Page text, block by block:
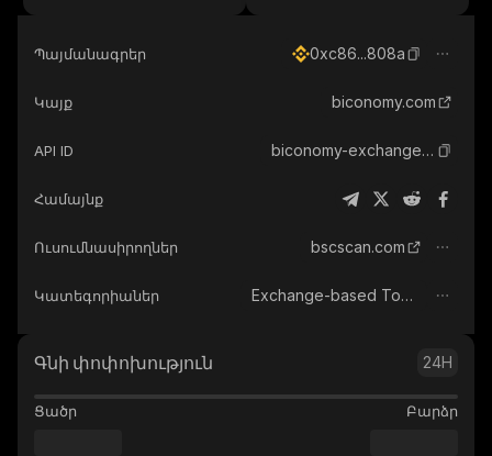
Պայմանագրեր 0xc86...808a
Կայք biconomy.com
API ID biconomy-exchange-token
Համայնք
Ուսումնասիրողներ bscscan.com
Կատեգորիաներ Exchange-based Tokens
Գնի փոփոխություն 24H
Ցածր Բարձր